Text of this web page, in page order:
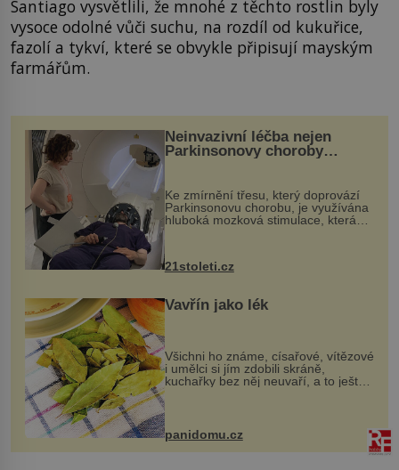
Santiago vysvětlili, že mnohé z těchto rostlin byly
vysoce odolné vůči suchu, na rozdíl od kukuřice,
fazolí a tykví, které se obvykle připisují mayským
farmářům.
Neinvazivní léčba nejen
Parkinsonovy choroby
Ke zmírnění třesu, který doprovází
Parkinsonovu chorobu, je využívána
hluboká mozková stimulace, která
však vyžaduje vysoce invazivní
zákrok. Ultrazvuk zase není vhodný
k dostatečně přesnému zacílení ...
21stoleti.cz
Vavřín jako lék
Všichni ho známe, císařové, vítězové
i umělci si jím zdobili skráně,
kuchařky bez něj neuvaří, a to ještě
nevíte, že bobkový list může výrazně
zmírnit některé naše neduhy.
Obsahuje v malém množství ně...
panidomu.cz